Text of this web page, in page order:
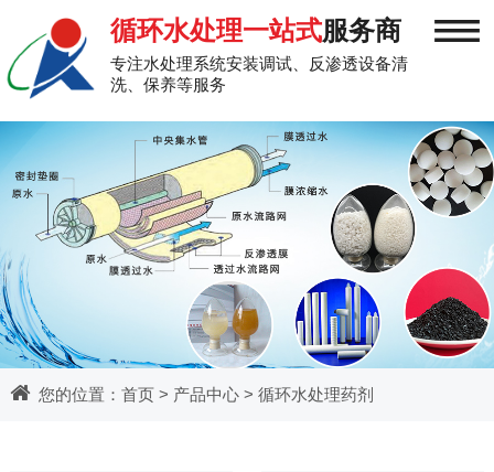
循环水处理一站式服务商
专注水处理系统安装调试、反渗透设备清
洗、保养等服务
≡
您的位置： 首页> 产品中心> 循环水处理药剂